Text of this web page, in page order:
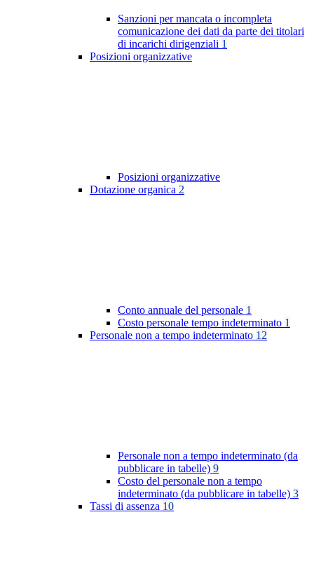
Sanzioni per mancata o incompleta
comunicazione dei dati da parte dei titolari
di incarichi dirigenziali 1
Posizioni organizzative
Posizioni organizzative
Dotazione organica 2
Conto annuale del personale 1
Costo personale tempo indeterminato 1
Personale non a tempo indeterminato 12
Personale non a tempo indeterminato (da
pubblicare in tabelle) 9
Costo del personale non a tempo
indeterminato (da pubblicare in tabelle) 3
Tassi di assenza 10